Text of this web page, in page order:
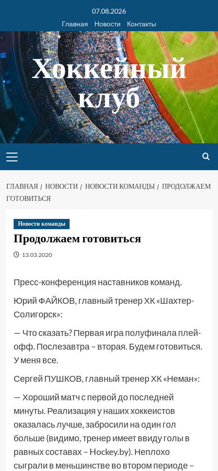
07.08.2026
Главная
Новости Контакты
Хоккейный
клуб
ГЛАВНАЯ НОВОСТИ НОВОСТИ КОМАНДЫ
ПРОДОЛЖАЕМ
ГОТОВИТЬСЯ
Новости команды
Продолжаем готовиться
13.03.2020
Пресс-конференция наставников команд.
Юрий ФАЙКОВ, главный тренер ХК «Шахтер-
Солигорск»:
— Что сказать? Первая игра полуфинала плей-
офф. Послезавтра – вторая. Будем готовиться.
У меня все.
Сергей ПУШКОВ, главный тренер ХК «Неман»:
— Хороший матч с первой до последней
минуты. Реализация у наших хоккеистов
оказалась лучше, забросили на один гол
больше (видимо, тренер имеет ввиду голы в
равных составах – Hockey.by). Неплохо
сыграли в меньшинстве во втором периоде –